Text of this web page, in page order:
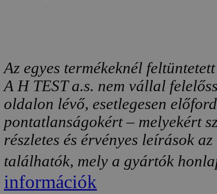
Az egyes termékeknél
A H TEST a.s. nem vállal
oldalon lévő, esetlegesen
pontatlanságokért – melyekért
részletes és érvényes leírások
találhatók, mely a gyártók
információk